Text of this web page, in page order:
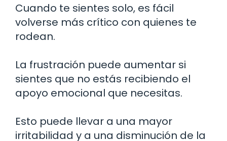
Cuando te sientes solo, es fácil
volverse más crítico con quienes te
rodean.
La frustración puede aumentar si
sientes que no estás recibiendo el
apoyo emocional que necesitas.
Esto puede llevar a una mayor
irritabilidad y a una disminución de la